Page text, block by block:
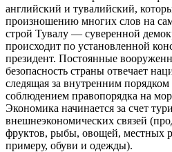
английский и тувалийский,
произношению многих слов на
строй Тувалу — суверенной
происходит по установленной
президент. Постоянные
безопасность страны отвечает
следящая за внутренним порядком
соблюдением правопорядка на
Экономика начинается за счет
внешнеэкономических связей
фруктов, рыбы, овощей, местных
примеру, обуви и одежды).